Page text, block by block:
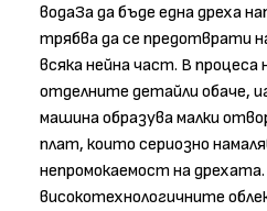
водаЗа да бъде една дреха
трябва да се предотврати
всяка нейна част. В процеса
отделните детайли обаче,
машина образува малки
плат, които сериозно
непромокаемост на
високотехнологичните